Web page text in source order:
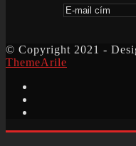
© Copyright 2021 -
ThemeArile